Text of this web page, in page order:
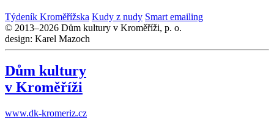
Týdeník Kroměřížska Kudy z nudy Smart emailing
© 2013–2026 Dům kultury v Kroměříži, p. o.
design: Karel Mazoch
Dům kultury
v Kroměříži
www.dk-kromeriz.cz